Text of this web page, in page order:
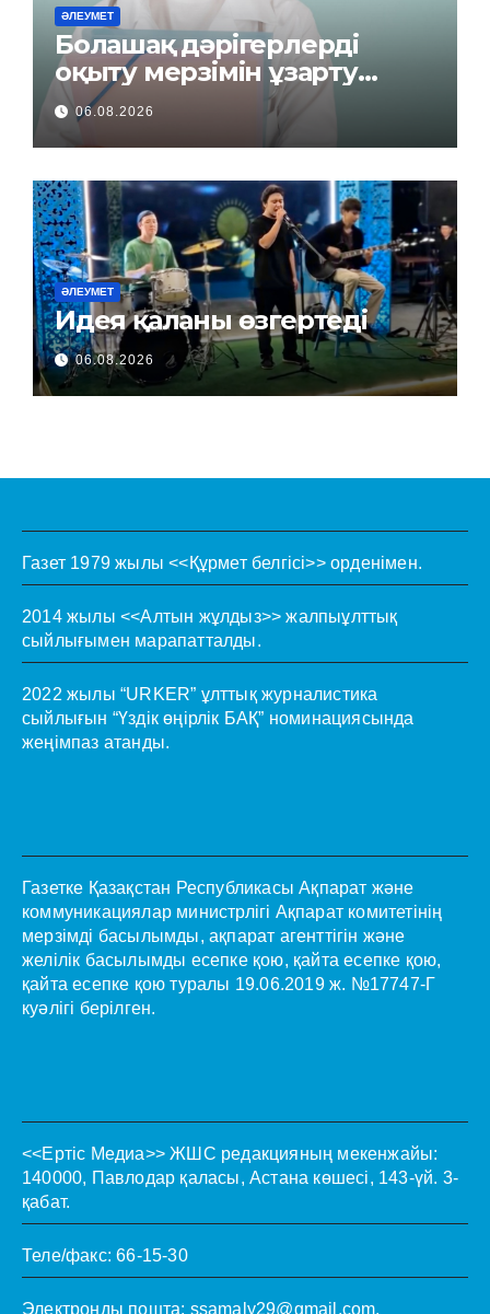
ӘЛЕУМЕТ
Болашақ дәрігерлерді
оқыту мерзімін ұзарту
керек пе?
06.08.2026
ӘЛЕУМЕТ
Идея қаланы өзгертеді
06.08.2026
Газет 1979 жылы <<Құрмет белгісі>> орденімен.
2014 жылы <<Алтын жұлдыз>> жалпыұлттық
сыйлығымен марапатталды.
2022 жылы “URKER” ұлттық журналистика
сыйлығын “Үздік өңірлік БАҚ” номинациясында
жеңімпаз атанды.
Газетке Қазақстан Республикасы Ақпарат және
коммуникациялар министрлігі Ақпарат комитетінің
мерзімді басылымды, ақпарат агенттігін және
желілік басылымды есепке қою, қайта есепке қою,
қайта есепке қою туралы 19.06.2019 ж. №17747-Г
куәлігі берілген.
<<Ертіс Медиа>> ЖШС редакцияның мекенжайы:
140000, Павлодар қаласы, Астана көшесі, 143-үй. 3-
қабат.
Теле/факс: 66-15-30
Электронды пошта: ssamaly29@gmail.com.